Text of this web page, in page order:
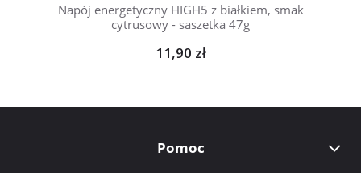
Napój energetyczny HIGH5 z białkiem, smak
cytrusowy - saszetka 47g
11,90 zł
Pomoc